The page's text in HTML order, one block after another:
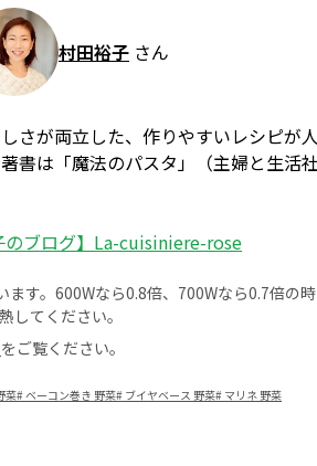
村田裕子 さん
さが両立した、作りやすいレシピが
書は「魔法のパスタ」（主婦と生活
のブログ】La-cuisiniere-rose
す。600Wなら0.8倍、700Wなら0.7倍の
してください。
をご覧ください。
菜#ベーコン巻き 野菜# ブイヤベース 野菜# マリネ 野菜